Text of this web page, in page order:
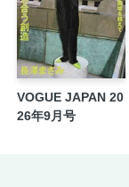
てる！／共働
VOGUE JAPAN 20
26年9月号